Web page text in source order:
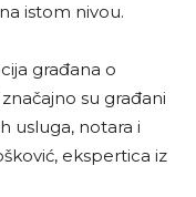
istom nivou.
građana o
su građani
usluga, notara i
ekspertica iz